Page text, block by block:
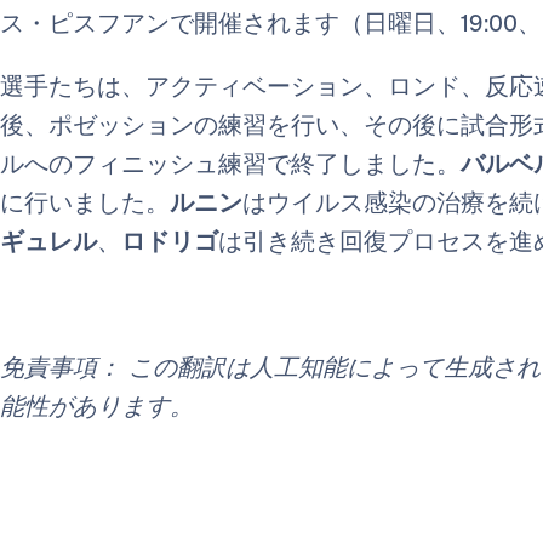
ス・ピスフアンで開催されます（日曜日、19:00
選手たちは、アクティベーション、ロンド、反
後、ポゼッションの練習を行い、その後に試合
ルへのフィニッシュ練習で終了しました。バルベ
に行いました。 ルニンはウイルス感染の治療を続
ギュレル、 ロドリゴは引き続き回復プロセスを進
免責事項： この翻訳は人工知能によって生成さ
能性があります。